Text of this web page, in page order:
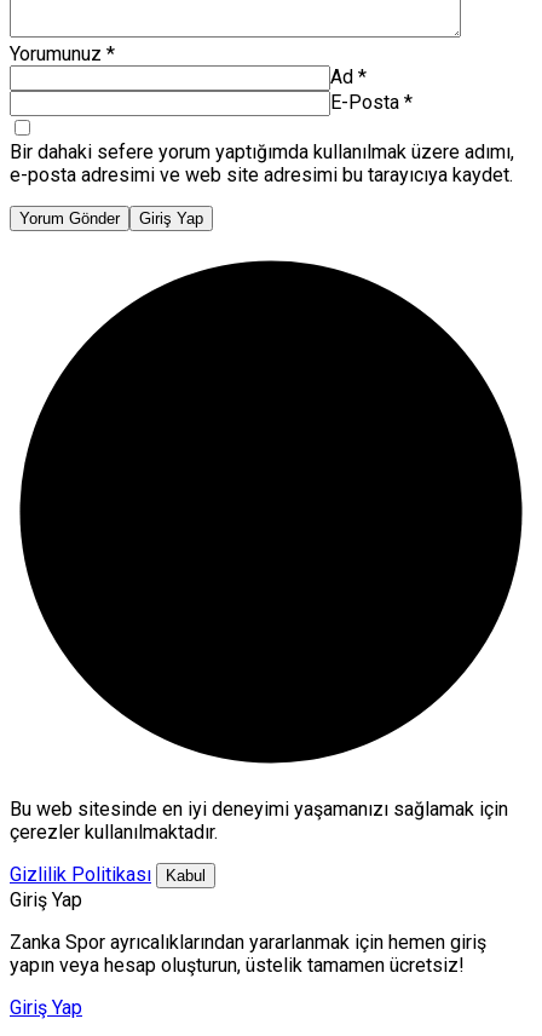
Yorumunuz *
Ad *
E-Posta *
Bir dahaki sefere yorum yaptığımda kullanılmak üzere adımı,
e-posta adresimi ve web site adresimi bu tarayıcıya kaydet.
Yorum Gönder Giriş Yap
Bu web sitesinde en iyi deneyimi yaşamanızı sağlamak için
çerezler kullanılmaktadır.
Gizlilik Politikası
Kabul
Giriş Yap
Zanka Spor ayrıcalıklarından yararlanmak için hemen giriş
yapın veya hesap oluşturun, üstelik tamamen ücretsiz!
Giriş Yap